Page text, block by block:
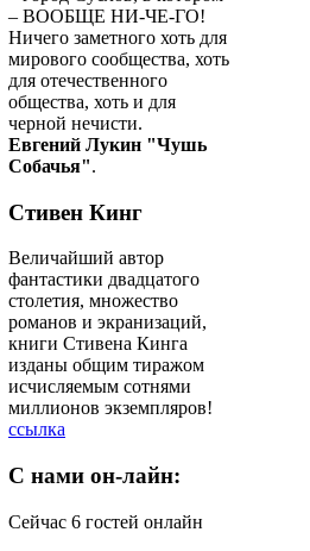
– ВООБЩЕ НИ-ЧЕ-ГО!
Ничего заметного хоть для
мирового сообщества, хоть
для отечественного
общества, хоть и для
черной нечисти.
Евгений Лукин "Чушь
Собачья".
Стивен Кинг
Величайший автор
фантастики двадцатого
столетия, множество
романов и экранизаций,
книги Стивена Кинга
изданы общим тиражом
исчисляемым сотнями
миллионов экземпляров!
ссылка
C нами он-лайн:
Сейчас 6 гостей онлайн